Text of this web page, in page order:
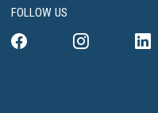
FOLLOW US